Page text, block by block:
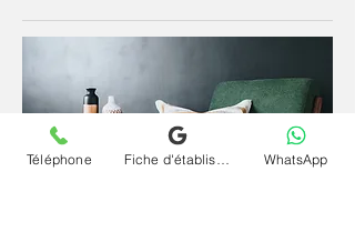
Téléphone WhatsApp